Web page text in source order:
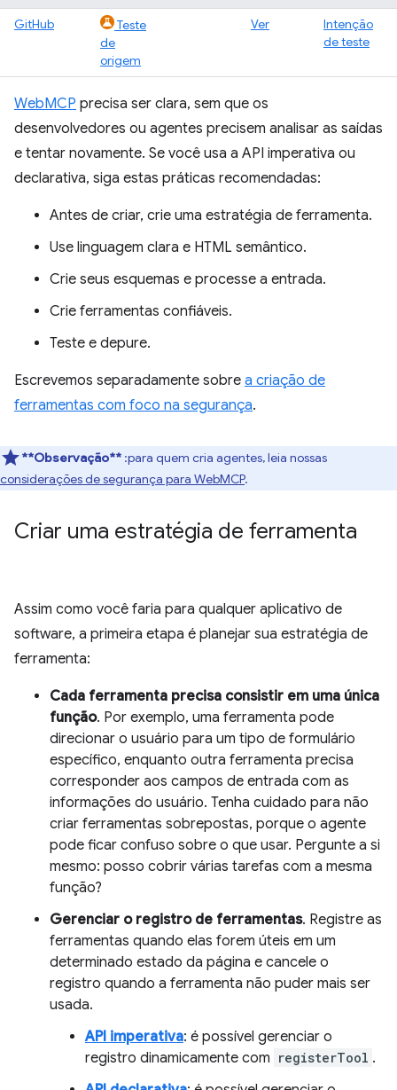
GitHub
Teste
de
origem
Ver
Intenção
de teste
WebMCP precisa ser clara, sem que os
desenvolvedores ou agentes precisem analisar as saídas
e tentar novamente. Se você usa a API imperativa ou
declarativa, siga estas práticas recomendadas:
Antes de criar, crie uma estratégia de ferramenta.
Use linguagem clara e HTML semântico.
Crie seus esquemas e processe a entrada.
Crie ferramentas confiáveis.
Teste e depure.
Escrevemos separadamente sobre a criação de
ferramentas com foco na segurança.
**Observação** :para quem cria agentes, leia nossas
considerações de segurança para WebMCP.
Criar uma estratégia de ferramenta
Assim como você faria para qualquer aplicativo de
software, a primeira etapa é planejar sua estratégia de
ferramenta:
Cada ferramenta precisa consistir em uma única
função. Por exemplo, uma ferramenta pode
direcionar o usuário para um tipo de formulário
específico, enquanto outra ferramenta precisa
corresponder aos campos de entrada com as
informações do usuário. Tenha cuidado para não
criar ferramentas sobrepostas, porque o agente
pode ficar confuso sobre o que usar. Pergunte a si
mesmo: posso cobrir várias tarefas com a mesma
função?
Gerenciar o registro de ferramentas. Registre as
ferramentas quando elas forem úteis em um
determinado estado da página e cancele o
registro quando a ferramenta não puder mais ser
usada.
API imperativa: é possível gerenciar o
registro dinamicamente com registerTool .